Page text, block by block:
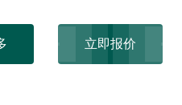
立即报价